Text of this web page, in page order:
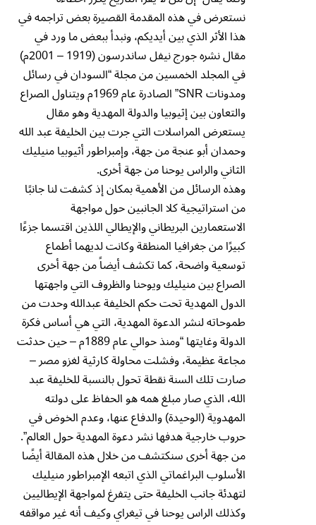
نستعرض في هذه المقدمة القصيرة بعض تراجمه في
هذا الأثر الذي بين أيديكم، ونبدأ ببعض ما ورد في
مقال نشره جورج نيفل ساندرسون (1919 – 2001م)
في المجلد الخمسين من مجلة “السودان في رسائل
ومدونات SNR” الصادرة عام 1969م ويتناول الصراع
والتعاون بين إثيوبيا والدولة المهدية وهو مقال
يستعرض المراسلات التي جرت بين الخليفة عبد الله
وحمدان أبو عنجة من جهة، وإمبراطور أثيوبيا منيليك
الثاني والراس يوحنا من جهة أخرى.
وهذه الرسائل من الأهمية بمكان إذ كشفت لنا جانبًا
من استراتيجية كلا الجانبين حول مواجهة
الاستعمارين البريطاني والإيطالي اللذين اقتسما جزءًا
كبيرًا من جغرافيا المنطقة وكانت لديهما أطماع
توسعية واضحة، كما تكشف أيضاً من جهة أخرى
الصراع بين منيليك ويوحنا والظروف التي واجهتها
الدول المهدية تحت حكم الخليفة عبدالله وحدت من
طموحاته لنشر الدعوة المهدية، التي هي أساس فكرة
الدولة وغايتها “ومنذ حوالي عام 1889م – حين حدثت
مجاعة عظيمة، وفشلت محاولة كارثية لغزو مصر –
صارت تلك السنة نقطة تحول بالنسبة للخليفة عبد
الله، الذي صار مبلغ همه هو الحفاظ على دولته
المهدوية (الوحيدة) والدفاع عنها، وعدم الخوض في
حروب خارجية هدفها نشر دعوة المهدية حول العالم”.
من جهة أخرى سنكتشف من خلال هذه المقالة أيضًا
الأسلوب البراغماتي الذي اتبعه الإمبراطور منيليك
لتهدئة جانب الخليفة حتى يتفرغ لمواجهة الإيطاليين
وكذلك الراس يوحنا في تيغراي وكيف أنه غير مواقفه